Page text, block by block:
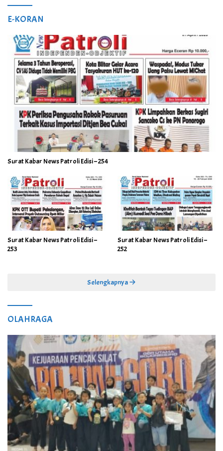
E-KORAN
Surat Kabar News Patroli Edisi – 254
Surat Kabar News Patroli Edisi –
253
Surat Kabar News Patroli Edisi –
252
Selengkapnya
OLAHRAGA